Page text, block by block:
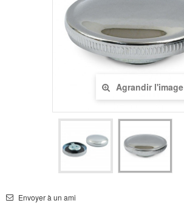
Agrandir l'image
Envoyer à un ami